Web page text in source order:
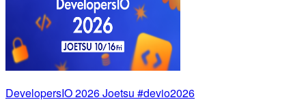
DevelopersIO 2026 Joetsu #devio2026